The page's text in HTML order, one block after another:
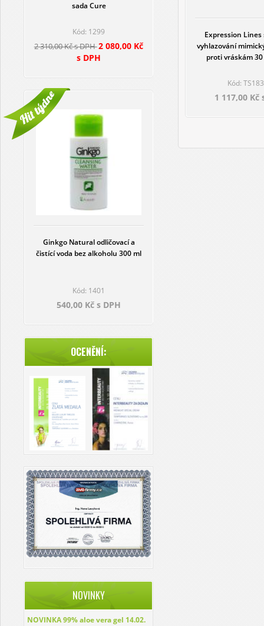
sada Cure
Kód: 1299
2 310,00 Kč s DPH2 080,00 Kč
s DPH
Ginkgo Natural odličovací a
čistící voda bez alkoholu 300 ml
Kód: 1401
540,00 Kč s DPH
OCENĚNÍ:
NOVINKY
NOVINKA 99% aloe vera gel 14.02.
Expression
vyhlazování
proti vráskám
Kód:
1 117,00 Kč